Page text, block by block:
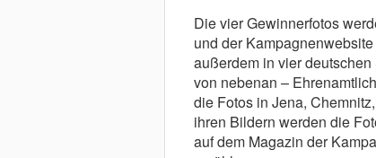
Die vier Gewinnerfotos
und der
außerdem in vier
von nebenan –
die Fotos in Jena,
ihren Bildern werden die
auf dem Magazin der